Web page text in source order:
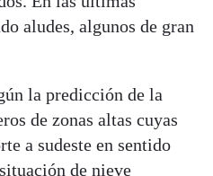
aludes, algunos de gran
la predicción de la
de zonas altas cuyas
a sudeste en sentido
de nieve